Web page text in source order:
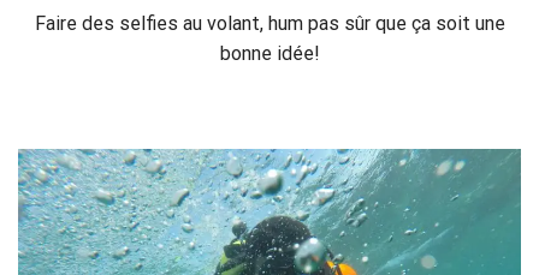
Faire des selfies au volant, hum pas sûr que ça soit une
bonne idée!